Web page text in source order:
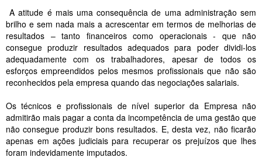
A atitude é mais uma consequência de uma administração sem
brilho e sem nada mais a acrescentar em termos de melhorias de
resultados – tanto financeiros como operacionais - que não
consegue produzir resultados adequados para poder dividi-los
adequadamente com os trabalhadores, apesar de todos os
esforços empreendidos pelos mesmos profissionais que não são
reconhecidos pela empresa quando das negociações salariais.
Os técnicos e profissionais de nível superior da Empresa não
admitirão mais pagar a conta da incompetência de uma gestão que
não consegue produzir bons resultados. E, desta vez, não ficarão
apenas em ações judiciais para recuperar os prejuízos que lhes
foram indevidamente imputados.